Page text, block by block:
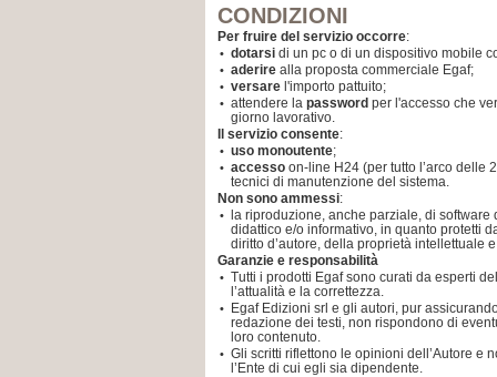
CONDIZIONI
Per fruire del servizio occorre:
• dotarsi di un pc o di un dispositivo mobile
• aderire alla proposta commerciale Egaf;
• versare l'importo pattuito;
• attendere la password per l'accesso che
giorno lavorativo.
Il servizio consente:
• uso monoutente;
• accesso on-line H24 (per tutto l’arco delle
tecnici di manutenzione del sistema.
Non sono ammessi:
•
la riproduzione, anche parziale, di
didattico e/o informativo, in quanto protetti
diritto d’autore, della proprietà intellettuale
Garanzie e responsabilità
• Tutti i prodotti Egaf sono curati da esperti
l’attualità e la correttezza.
•
Egaf Edizioni srl e gli autori, pur
redazione dei testi, non rispondono di
loro contenuto.
• Gli scritti riflettono le opinioni dell’Autore e
l’Ente di cui egli sia dipendente.